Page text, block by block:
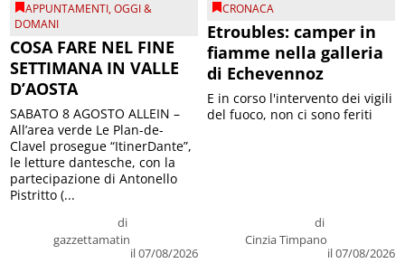
APPUNTAMENTI,OGGI &
DOMANI
COSA FARE NEL FINE
SETTIMANA IN VALLE
D’AOSTA
di
gazzettamatin
il 07/08/2026
SABATO 8 AGOSTO ALLEIN –
All’area verde Le Plan-de-
Clavel prosegue “ItinerDante”,
le letture dantesche, con la
partecipazione di Antonello
Pistritto (...
CRONACA
Etroubles: camper in
fiamme nella galleria
di Echevennoz
di
Cinzia Timpano
il 07/08/2026
E in corso l'intervento dei vigili
del fuoco, non ci sono feriti